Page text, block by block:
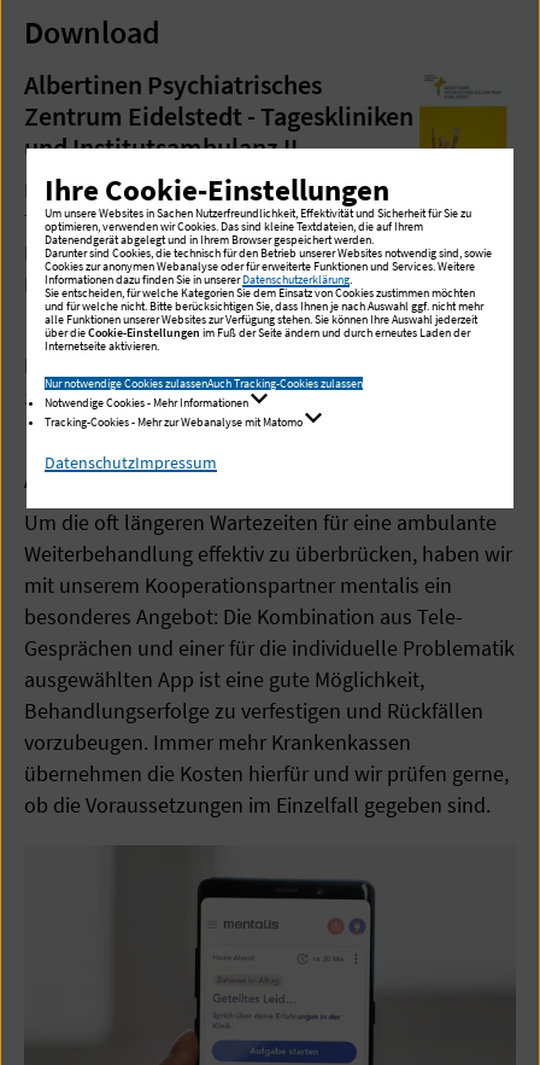
Download
Albertinen Psychiatrisches
Zentrum Eidelstedt - Tageskliniken
und Institutsambulanz II
Behandlungsangebot und
Therapiekonzept auf einen Blick mit
Hinweisen, welche Voraussetzungen für die
Behandlung erfüllt sein müssen
Informationsflyer Albertinen
Psychiatrisches Zentrum Eidelstedt
171 KB)
Angebot zur Nachsorge
Um die oft längeren Wartezeiten für eine ambulante
Weiterbehandlung effektiv zu überbrücken, haben wir
mit unserem Kooperationspartner mentalis ein
besonderes Angebot: Die Kombination aus Tele-
Gesprächen und einer für die individuelle Problematik
ausgewählten App ist eine gute Möglichkeit,
Behandlungserfolge zu verfestigen und Rückfällen
vorzubeugen. Immer mehr Krankenkassen
übernehmen die Kosten hierfür und wir prüfen gerne,
ob die Voraussetzungen im Einzelfall gegeben sind.
Ihre Cookie-Einstellungen
Um unsere Websites in Sachen Nutzerfreundlichkeit, Effektivität und Sicherheit für Sie zu
optimieren, verwenden wir Cookies. Das sind kleine Textdateien, die auf Ihrem
Datenendgerät abgelegt und in Ihrem Browser gespeichert werden.
Darunter sind Cookies, die technisch für den Betrieb unserer Websites notwendig sind, sowie
Cookies zur anonymen Webanalyse oder für erweiterte Funktionen und Services. Weitere
Informationen dazu finden Sie in unsererDatenschutzerklärung.
Sie entscheiden, für welche Kategorien Sie dem Einsatz von Cookies zustimmen möchten
und für welche nicht. Bitte berücksichtigen Sie, dass Ihnen je nach Auswahl ggf. nicht mehr
alle Funktionen unserer Websites zur Verfügung stehen. Sie können Ihre Auswahl jederzeit
über dieCookie-Einstellungen im Fuß der Seite ändern und durch erneutes Laden der
Internetseite aktivieren.
Nur notwendige Cookies zulassenAuch Tracking-Cookies zulassen
Notwendige Cookies - Mehr Informationen
Tracking-Cookies - Mehr zur Webanalyse mit Matomo
DatenschutzImpressum